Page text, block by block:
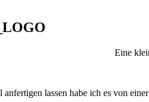
Eine
anfertigen lassen habe ich es von